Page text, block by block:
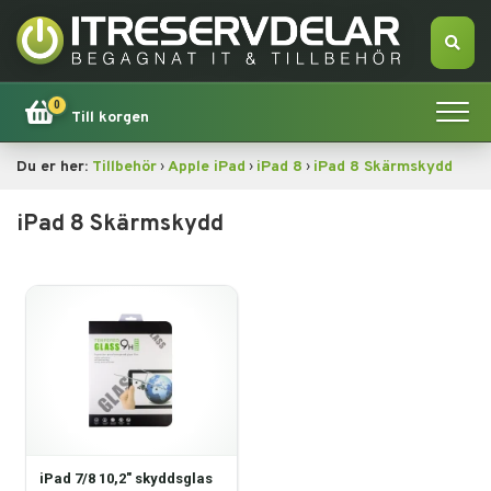
0
Till korgen
Apple
Tillbehör
Erbjudande!
Datorsökning
Du er her: Tillbehör›Apple iPad › iPad 8 › iPad 8 Skärmskydd
iPad 8 Skärmskydd
iPad 7/8 10,2" skyddsglas